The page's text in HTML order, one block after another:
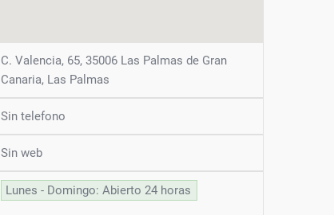
C. Valencia, 65, 35006 Las Palmas de Gran
Canaria, Las Palmas
Sin telefono
Sin web
Lunes - Domingo: Abierto 24 horas